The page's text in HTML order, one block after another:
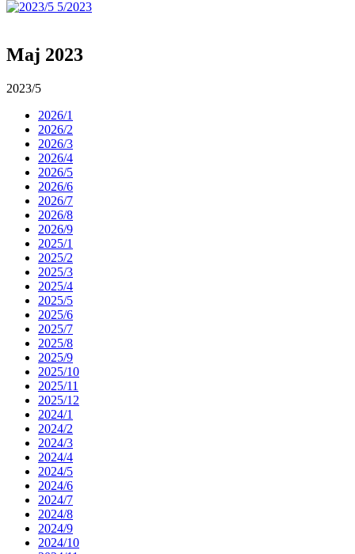
Maj 2023
2023/5
2026/1
2026/2
2026/3
2026/4
2026/5
2026/6
2026/7
2026/8
2026/9
2025/1
2025/2
2025/3
2025/4
2025/5
2025/6
2025/7
2025/8
2025/9
2025/10
2025/11
2025/12
2024/1
2024/2
2024/3
2024/4
2024/5
2024/6
2024/7
2024/8
2024/9
2024/10